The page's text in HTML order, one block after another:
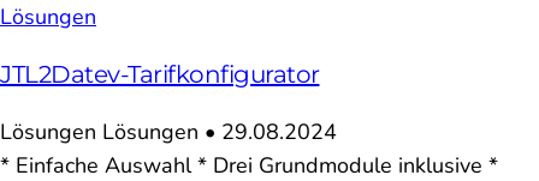
Lösungen
JTL2Datev-Tarifkonfigurator
Lösungen Lösungen • 29.08.2024
* Einfache Auswahl * Drei Grundmodule inklusive *